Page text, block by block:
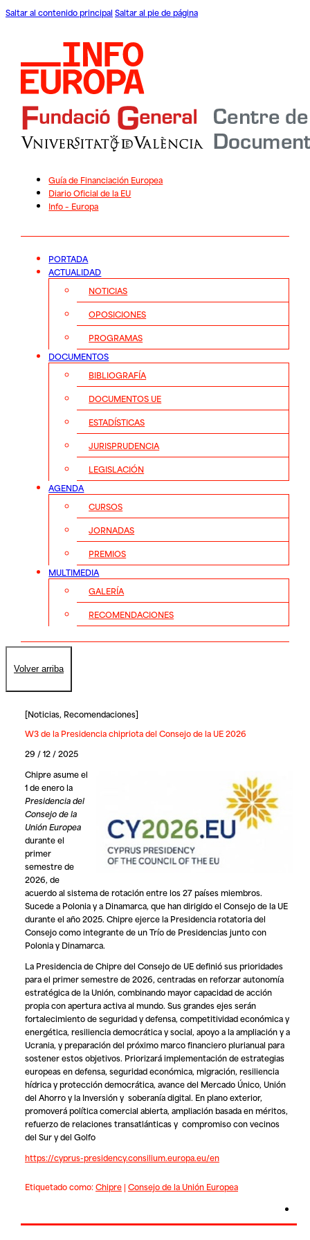
Saltar al contenido principal Saltar al pie de página
Guía de Financiación Europea
Diario Oficial de la EU
Info – Europa
PORTADA
ACTUALIDAD
NOTICIAS
OPOSICIONES
PROGRAMAS
DOCUMENTOS
BIBLIOGRAFÍA
DOCUMENTOS UE
ESTADÍSTICAS
JURISPRUDENCIA
LEGISLACIÓN
AGENDA
CURSOS
JORNADAS
PREMIOS
MULTIMEDIA
GALERÍA
RECOMENDACIONES
Volver arriba
[Noticias, Recomendaciones]
W3 de la Presidencia chipriota del Consejo de la UE 2026
29 / 12 / 2025
Chipreasume el
1 de enero la
Presidencia del
Consejo de la
Unión Europea
durante el
primer
semestre de
2026, de
acuerdo al sistema de rotación entre los 27 países miembros.
Sucede a Polonia y a Dinamarca, que han dirigido el Consejo de la UE
durante el año 2025. Chipre ejerce la Presidencia rotatoria del
Consejo como integrante de un Trío de Presidencias junto con
Polonia y Dinamarca.
La Presidencia de Chipre del Consejo de UE definió sus prioridades
para el primer semestre de 2026, centradas en reforzar autonomía
estratégica de la Unión, combinando mayor capacidad de acción
propia con apertura activa al mundo. Sus grandes ejes serán
fortalecimiento de seguridad y defensa, competitividad económica y
energética, resiliencia democrática y social, apoyo a la ampliación y a
Ucrania, y preparación del próximo marco financiero plurianual para
sostener estos objetivos. Priorizará implementación de estrategias
europeas en defensa, seguridad económica, migración, resiliencia
hídrica y protección democrática, avance del Mercado Único, Unión
del Ahorro y la Inversión y soberanía digital. En plano exterior,
promoverá política comercial abierta, ampliación basada en méritos,
refuerzo de relaciones transatlánticas y compromiso con vecinos
del Sur y del Golfo
https://cyprus-presidency.consilium.europa.eu/en
Etiquetado como:Chipre| Consejo de la Unión Europea